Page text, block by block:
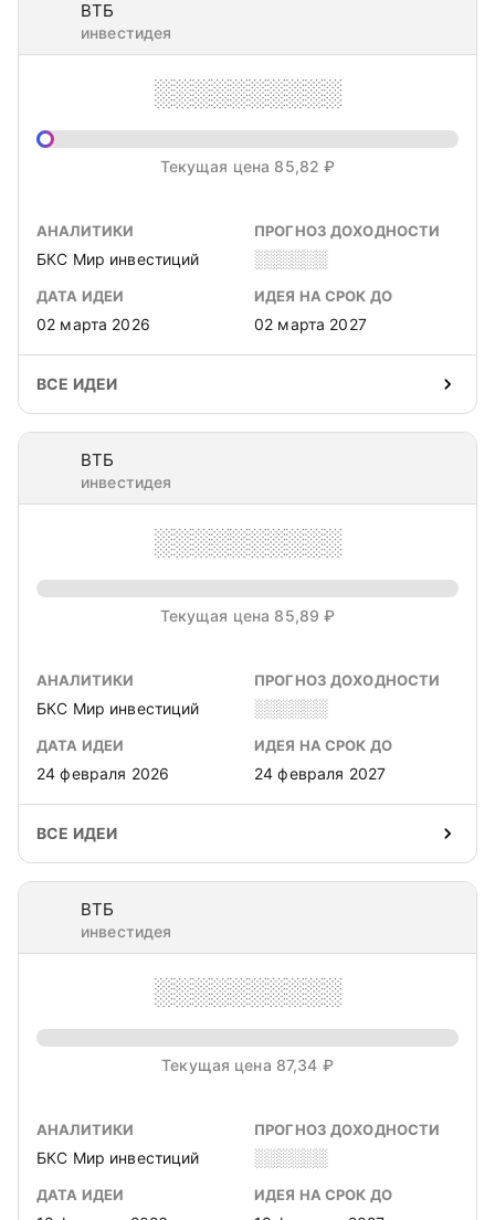
ВТБ
инвестидея
░░░░░░░░░░
Текущая цена 85,82 ₽
АНАЛИТИКИ
БКС Мир инвестиций
ПРОГНОЗ ДОХОДНОСТИ
░░░░░░
ДАТА ИДЕИ
02 марта 2026
ИДЕЯ НА СРОК ДО
02 марта 2027
ВСЕ ИДЕИ
ВТБ
инвестидея
░░░░░░░░░░
Текущая цена 85,89 ₽
АНАЛИТИКИ
БКС Мир инвестиций
ПРОГНОЗ ДОХОДНОСТИ
░░░░░░
ДАТА ИДЕИ
24 февраля 2026
ИДЕЯ НА СРОК ДО
24 февраля 2027
ВСЕ ИДЕИ
ВТБ
инвестидея
░░░░░░░░░░
Текущая цена 87,34 ₽
АНАЛИТИКИ
БКС Мир инвестиций
ПРОГНОЗ ДОХОДНОСТИ
░░░░░░
ДАТА ИДЕИ ИДЕЯ НА СРОК ДО